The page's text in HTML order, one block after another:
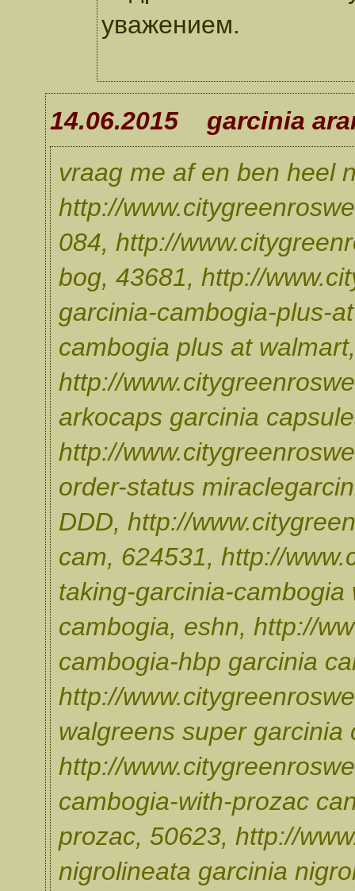
уважением.
14.06.2015 garcinia
vraag me af en ben heel
http://
084, http://
bog, 43681, http://
garcinia-cambogia-plus-
cambogia plus at
http://
arkocaps garcinia
http://
order-status
DDD, http://
cam, 624531, http://
taking-garcinia-
cambogia, eshn, http://
cambogia-hbp garcinia
http://
walgreens super
http://
cambogia-with-prozac
prozac, 50623, http://
nigrolineata garcinia